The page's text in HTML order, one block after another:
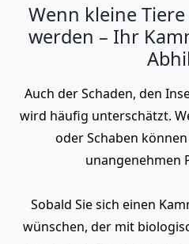
Wenn kleine
werden – Ihr
Auch der Schaden, den
wird häufig unterschätzt.
oder Schaben
unangenehmen
Sobald Sie sich einen
wünschen, der mit